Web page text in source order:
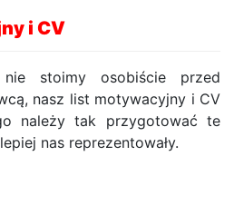
i CV
stoimy osobiście przed
nasz list motywacyjny i CV
należy tak przygotować te
nas reprezentowały.